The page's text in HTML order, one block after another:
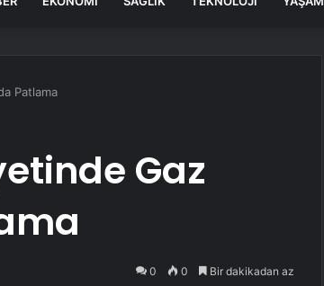
Patlama
Gaz
0 0 Bir dakikadan az